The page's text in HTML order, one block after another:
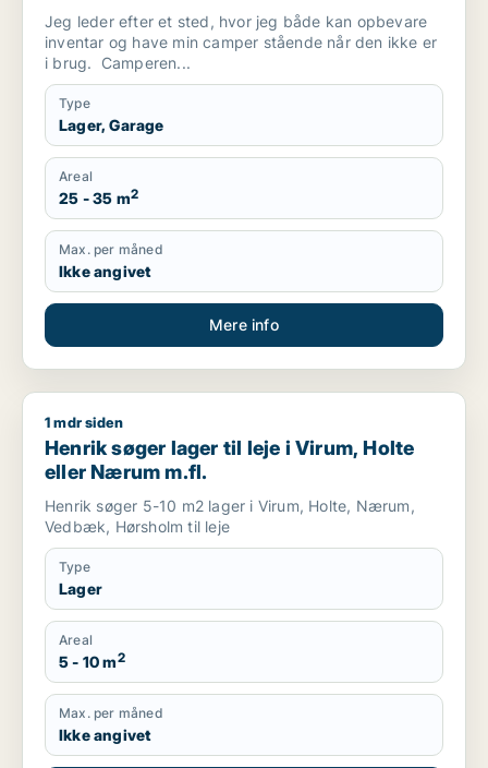
Jeg leder efter et sted, hvor jeg både kan opbevare
inventar og have min camper stående når den ikke er
i brug. Camperen...
Type
Lager, Garage
Areal
25 - 35 m2
Max. per måned
Ikke angivet
Mere info
Henrik søger lager til leje i Virum, Holte eller Nærum m.fl.
1 mdr siden
Henrik søger lager til leje i Virum, Holte
eller Nærum m.fl.
Henrik søger 5-10 m2 lager i Virum, Holte, Nærum,
Vedbæk, Hørsholm til leje
Type
Lager
Areal
5 - 10 m2
Max. per måned
Ikke angivet